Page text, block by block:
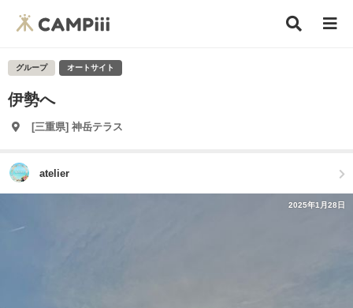
グループ オートサイト
伊勢へ
[三重県] 神岳テラス
atelier
2025年1月28日